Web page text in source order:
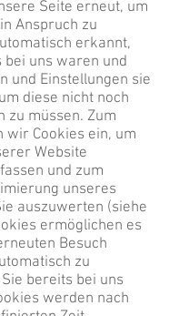
Seite erneut, um
Anspruch zu
erkannt,
bei uns waren und
und Einstellungen sie
diese nicht noch
zu müssen. Zum
wir Cookies ein, um
Website
und zum
unseres
auszuwerten (siehe
ermöglichen es
Besuch
zu
bereits bei uns
werden nach